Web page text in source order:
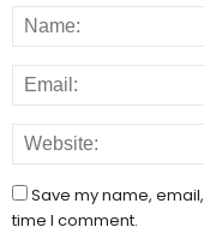
Save my name,
time I comment.